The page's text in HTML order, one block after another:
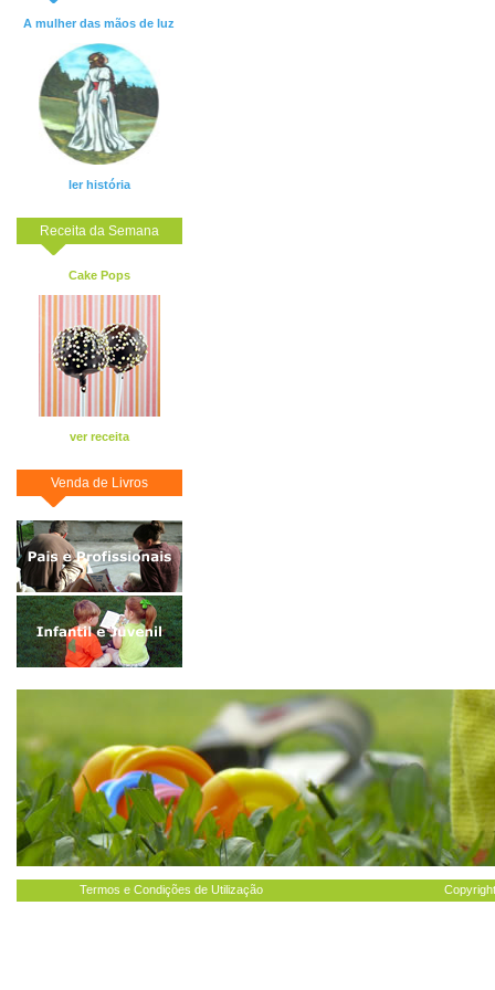
A mulher das mãos de luz
ler história
Receita da Semana
Cake Pops
ver receita
Venda de Livros
Termos e Condições de Utilização